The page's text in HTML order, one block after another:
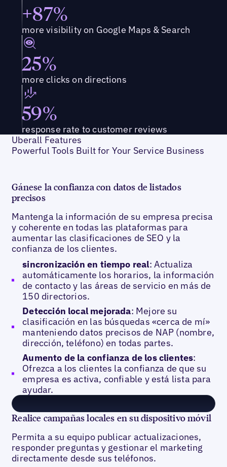
+87%
more visibility on Google Maps & Search
25%
more clicks on directions
59%
response rate to customer reviews
Uberall Features
Powerful Tools Built for Your Service Business
Gánese la confianza con datos de listados
precisos
Mantenga la información de su empresa precisa
y coherente en todas las plataformas para
aumentar las clasificaciones de SEO y la
confianza de los clientes.
sincronización en tiempo real: Actualiza
automáticamente los horarios, la información
de contacto y las áreas de servicio en más de
150 directorios.
Detección local mejorada: Mejore su
clasificación en las búsquedas «cerca de mí»
manteniendo datos precisos de NAP (nombre,
dirección, teléfono) en todas partes.
Aumento de la confianza de los clientes:
Ofrezca a los clientes la confianza de que su
empresa es activa, confiable y está lista para
ayudar.
Realice campañas locales en su dispositivo móvil
Permita a su equipo publicar actualizaciones,
responder preguntas y gestionar el marketing
directamente desde sus teléfonos.